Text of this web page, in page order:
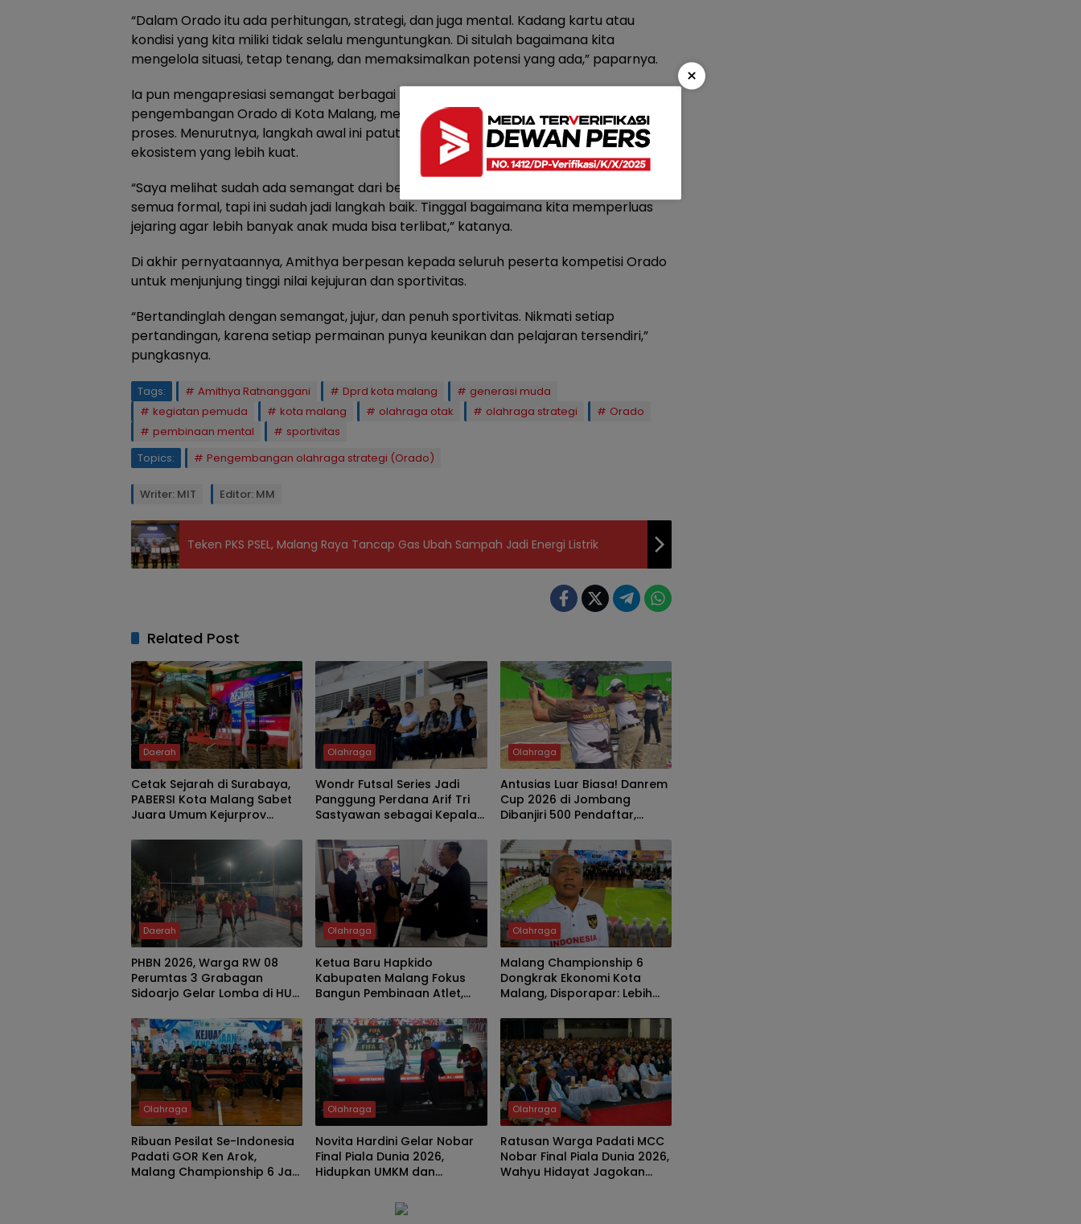
“Dalam Orado itu ada perhitungan, strategi, dan juga mental. Kadang kartu atau
kondisi yang kita miliki tidak selalu menguntungkan. Di situlah bagaimana kita
mengelola situasi, tetap tenang, dan memaksimalkan potensi yang ada,” paparnya.
Ia pun mengapresiasi semangat berbagai pihak yang mulai menginisiasi
pengembangan Orado di Kota Malang, meskipun secara administratif masih dalam
proses. Menurutnya, langkah awal ini patut didukung agar ke depan terbentuk
ekosistem yang lebih kuat.
“Saya melihat sudah ada semangat dari berbagai pihak. Walaupun mungkin belum
semua formal, tapi ini sudah jadi langkah baik. Tinggal bagaimana kita memperluas
jejaring agar lebih banyak anak muda bisa terlibat,” katanya.
Di akhir pernyataannya, Amithya berpesan kepada seluruh peserta kompetisi Orado
untuk menjunjung tinggi nilai kejujuran dan sportivitas.
“Bertandinglah dengan semangat, jujur, dan penuh sportivitas. Nikmati setiap
pertandingan, karena setiap permainan punya keunikan dan pelajaran tersendiri,”
pungkasnya.
Tags: Amithya Ratnanggani Dprd kota malang
generasi muda
kegiatan pemuda
kota malang olahraga otak olahraga strategi
Orado
pembinaan mental
sportivitas
Topics:
Pengembangan olahraga strategi (Orado)
Writer: MIT Editor: MM
Teken PKS PSEL, Malang Raya Tancap Gas Ubah Sampah Jadi Energi Listrik
Related Post
Daerah
Cetak Sejarah di Surabaya,
PABERSI Kota Malang Sabet
Juara Umum Kejurprov
Olahraga
Wondr Futsal Series Jadi
Panggung Perdana Arif Tri
Sastyawan sebagai Kepala
Olahraga
Antusias Luar Biasa! Danrem
Cup 2026 di Jombang
Dibanjiri 500 Pendaftar,
Daerah
PHBN 2026, Warga RW 08
Perumtas 3 Grabagan
Sidoarjo Gelar Lomba di HUT
Olahraga
Ketua Baru Hapkido
Kabupaten Malang Fokus
Bangun Pembinaan Atlet,
Jatim 2027
Olahraga
Malang Championship 6
Dongkrak Ekonomi Kota
Malang, Disporapar: Lebih
Bersama Keluarga
Olahraga
Ribuan Pesilat Se-Indonesia
Padati GOR Ken Arok,
Malang Championship 6 Jadi
Olahraga
Novita Hardini Gelar Nobar
Final Piala Dunia 2026,
Hidupkan UMKM dan
Warga Trenggalek
Olahraga
Ratusan Warga Padati MCC
Nobar Final Piala Dunia 2026,
Wahyu Hidayat Jagokan
×